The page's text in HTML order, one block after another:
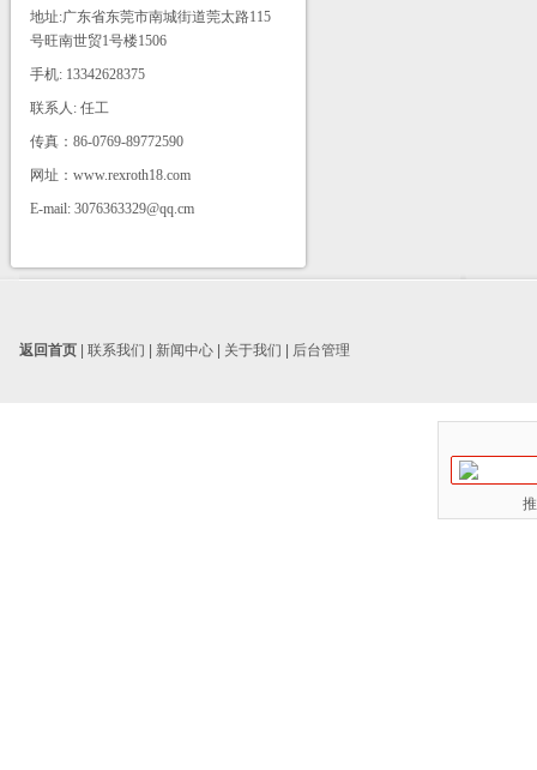
地址:广东省东莞市南城街道莞太路115
号旺南世贸1号楼1506
手机: 13342628375
联系人: 任工
传真：86-0769-89772590
网址：www.rexroth18.com
E-mail: 3076363329@qq.cm
返回首页 联系我们 新闻中心 关于我们 后台管理